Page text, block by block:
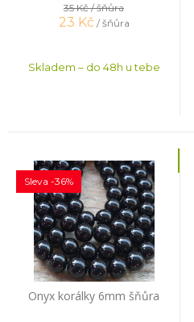
35 Kč/ šňůra
23 Kč / šňůra
Skladem – do 48h u tebe
Onyx korálky 6mm šňůra
Sleva -36%